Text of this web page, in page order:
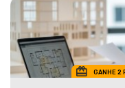
GANHE 2